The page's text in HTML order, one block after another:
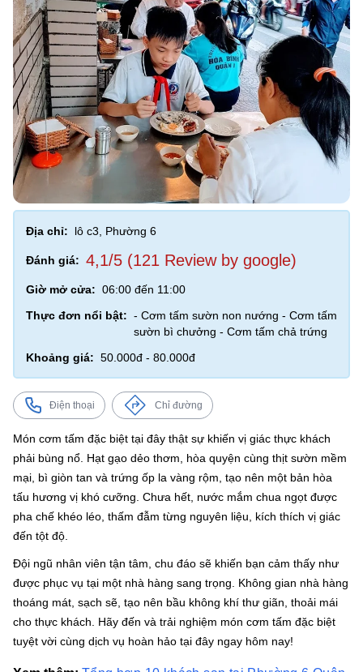
Địa chỉ: lô c3, Phường 6
Đánh giá: 4,1/5 (121 Review by google)
Giờ mở cửa: 06:00 đến 11:00
Thực đơn nổi bật: - Cơm tấm sườn non nướng - Cơm tấm
sườn bì chưởng - Cơm tấm chả trứng
Khoảng giá: 50.000đ - 80.000đ
Điện thoại Chỉ đường
Món cơm tấm đặc biệt tại đây thật sự khiến vị giác thực khách
phải bùng nổ. Hạt gạo dẻo thơm, hòa quyện cùng thịt sườn mềm
mại, bì giòn tan và trứng ốp la vàng rộm, tạo nên một bản hòa
tấu hương vị khó cưỡng. Chưa hết, nước mắm chua ngọt được
pha chế khéo léo, thấm đẫm từng nguyên liệu, kích thích vị giác
đến tột độ.
Đội ngũ nhân viên tận tâm, chu đáo sẽ khiến bạn cảm thấy như
được phục vụ tại một nhà hàng sang trọng. Không gian nhà hàng
thoáng mát, sạch sẽ, tạo nên bầu không khí thư giãn, thoải mái
cho thực khách. Hãy đến và trải nghiệm món cơm tấm đặc biệt
tuyệt vời cùng dịch vụ hoàn hảo tại đây ngay hôm nay!